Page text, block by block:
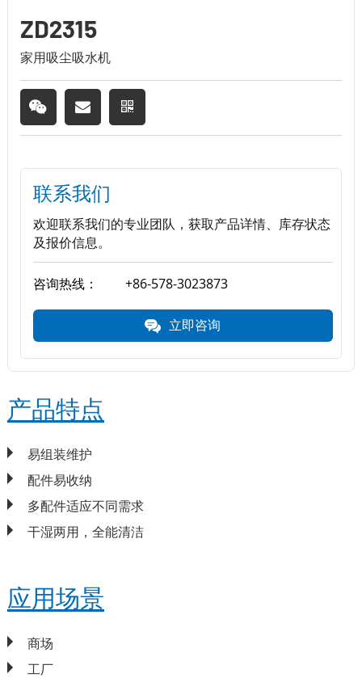
ZD2315
家用吸尘吸水机
联系我们
欢迎联系我们的专业团队，获取产品详情、库存状态
及报价信息。
咨询热线： +86-578-3023873
立即咨询
产品特点
易组装维护
配件易收纳
多配件适应不同需求
干湿两用，全能清洁
应用场景
商场
工厂